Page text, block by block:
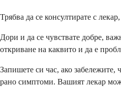
Трябва да се консултирате с
Дори и да се чувствате добре,
откриване на каквито и да е
Запишете си час, ако забележите,
рано симптоми. Вашият лекар